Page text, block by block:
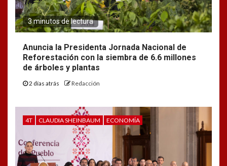
3 minutos de lectura
Anuncia la Presidenta Jornada Nacional de
Reforestación con la siembra de 6.6 millones
de árboles y plantas
2 días atrás Redacción
4T CLAUDIA SHEINBAUM ECONOMÍA